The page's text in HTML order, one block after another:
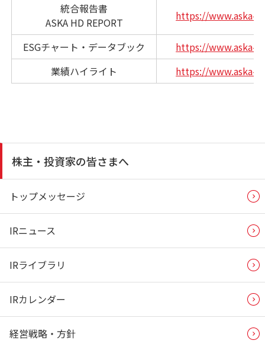
統合報告書
ASKA HD REPORT
https://www.aska-
ESGチャート・データブック
https://www.aska-
業績ハイライト
https://www.aska-
株主・投資家の皆さまへ
トップメッセージ
IRニュース
IRライブラリ
IRカレンダー
経営戦略・方針